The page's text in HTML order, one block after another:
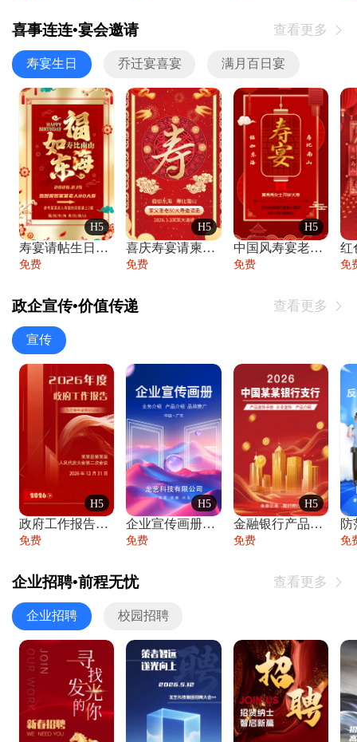
喜事连连•宴会邀请 查看更多 
寿宴生日 乔迁宴喜宴 满月百日宴
H5
寿宴请帖生日宴邀请函老人寿星生日快乐祝寿
免费
H5
喜庆寿宴请柬老人生日宴会邀请函请柬过大寿
免费
H5
中国风寿宴老人生日宴会邀请函寿宴请帖请柬
免费 免
政企宣传•价值传递 查看更多 
宣传
H5
政府工作报告政府年终工作总结
免费
H5
企业宣传画册公司简介产品介绍业务宣传手册
免费
H5
金融银行产品宣传手册企业宣传产品介绍
免费
防
免
企业招聘•前程无忧 查看更多 
企业招聘 校园招聘